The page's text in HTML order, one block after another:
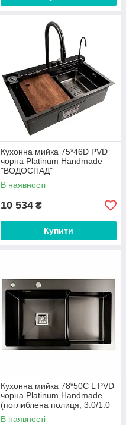
Кухонна мийка 75*46D PVD
чорна Platinum Handmade
"ВОДОСПАД"
В наявності
10 534 ₴
Купити
Кухонна мийка 78*50С L PVD
чорна Platinum Handmade
(поглиблена полиця, 3.0/1.0
мм)
В наявності